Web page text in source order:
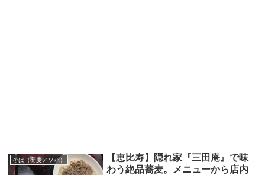
そば（蕎麦／ソバ）
【恵比寿】隠れ家『三田庵』で味
わう絶品蕎麦。メニューから店内